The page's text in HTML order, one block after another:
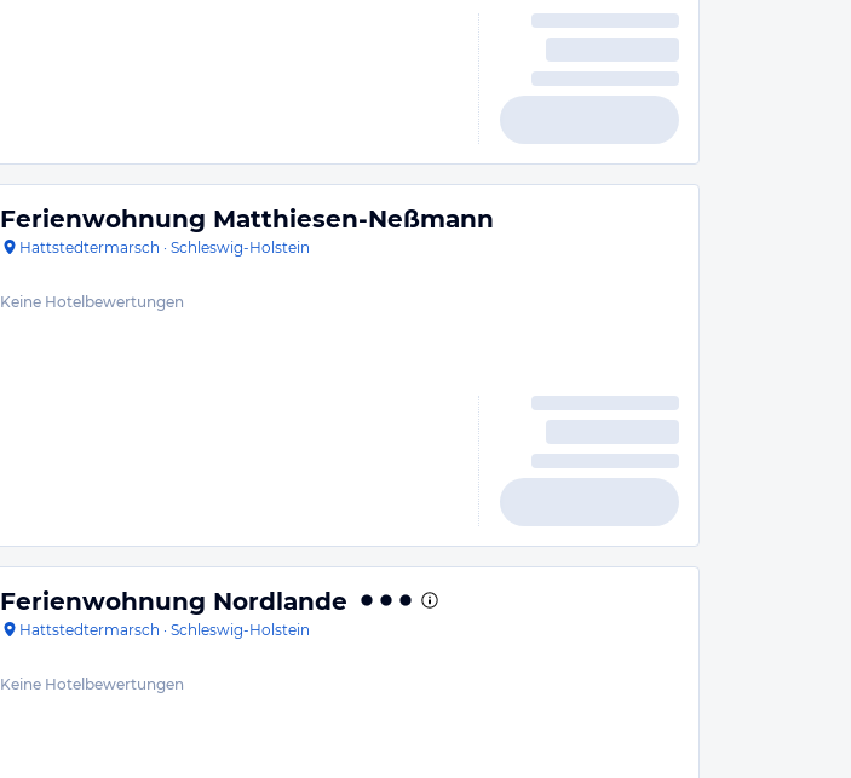
Ferienwohnung Matthiesen-Neßmann
Hattstedtermarsch · Schleswig-Holstein
Keine Hotelbewertungen
Ferienwohnung Nordlande
Hattstedtermarsch · Schleswig-Holstein
Keine Hotelbewertungen